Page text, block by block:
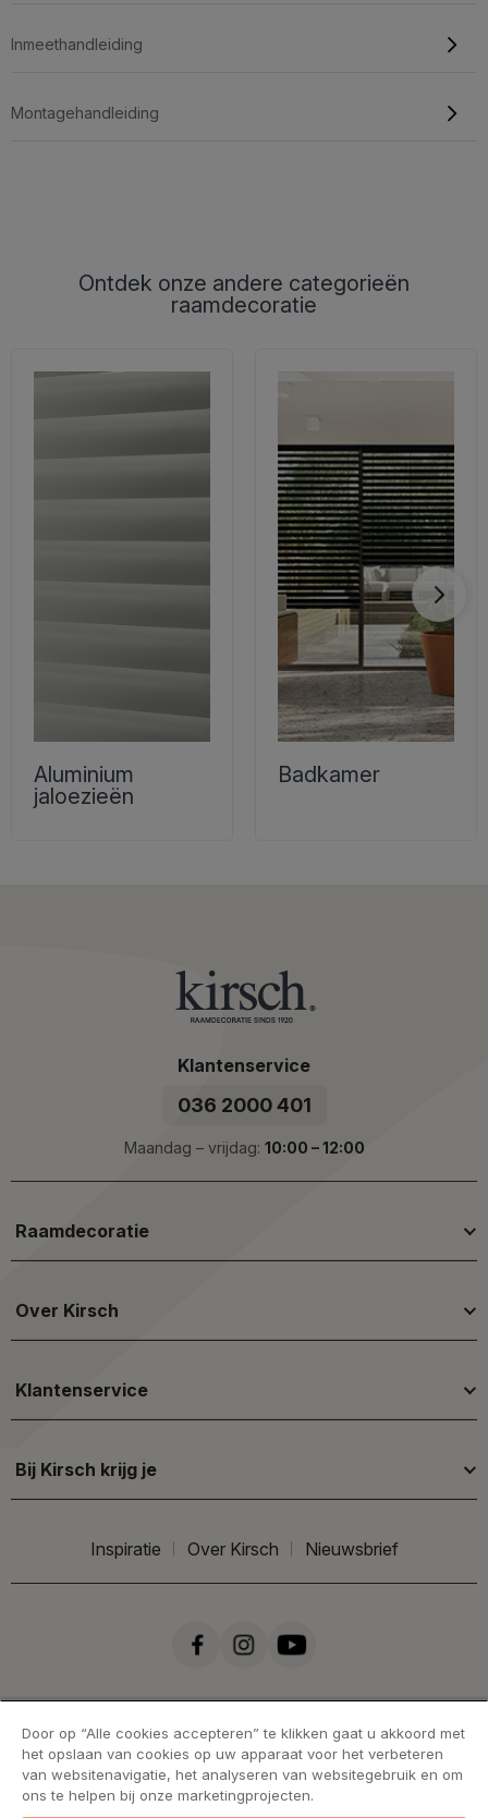
Inmeethandleiding
Montagehandleiding
Ontdek onze andere categorieën
raamdecoratie
Aluminium
jaloezieën
Badkamer
Klantenservice
036 2000 401
Maandag – vrijdag: 10:00 – 12:00
Raamdecoratie
Over Kirsch
Klantenservice
Bij Kirsch krijg je
Inspiratie Over Kirsch Nieuwsbrief
Door op “Alle cookies accepteren” te klikken gaat u akkoord met
het opslaan van cookies op uw apparaat voor het verbeteren
van websitenavigatie, het analyseren van websitegebruik en om
ons te helpen bij onze marketingprojecten.